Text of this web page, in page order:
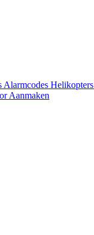
Alarmcodes Helikopters
Aanmaken